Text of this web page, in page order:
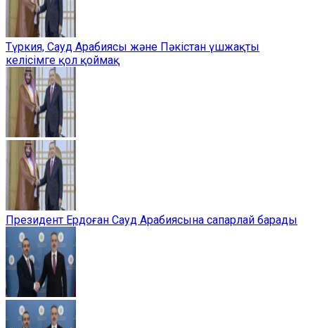
Түркия, Сауд Арабиясы және Пәкістан үшжақты
келісімге қол қоймақ
Президент Ердоған Сауд Арабиясына сапарлай барады